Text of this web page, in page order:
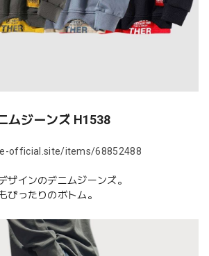
ムジーンズ H1538
official.site/items/68852488
ザインのデニムジーンズ。
ぴったりのボトム。